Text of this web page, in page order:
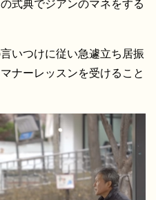
式典でジアンのマネをする
いつけに従い急遽立ち居振
ナーレッスンを受けること